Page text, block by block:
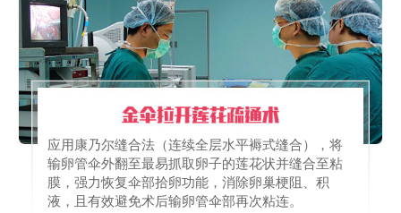
应用康乃尔缝合法（连续全层水平褥式缝合），将
输卵管伞外翻至最易抓取卵子的莲花状并缝合至粘
膜，强力恢复伞部拾卵功能，消除卵巢梗阻、积
液，且有效避免术后输卵管伞部再次粘连。